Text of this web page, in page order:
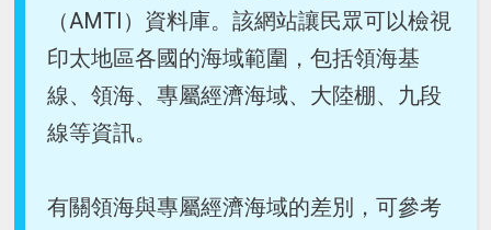
（AMTI）資料庫。該網站讓民眾可以檢視
印太地區各國的海域範圍，包括領海基
線、領海、專屬經濟海域、大陸棚、九段
線等資訊。
有關領海與專屬經濟海域的差別，可參考